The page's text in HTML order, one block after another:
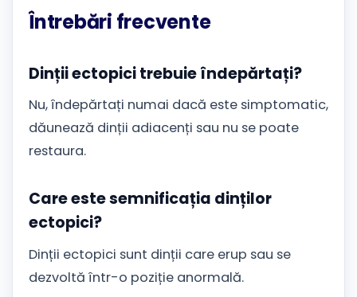
Întrebări frecvente
Dinții ectopici trebuie îndepărtați?
Nu, îndepărtați numai dacă este simptomatic,
dăunează dinții adiacenți sau nu se poate
restaura.
Care este semnificația dinților
ectopici?
Dinții ectopici sunt dinții care erup sau se
dezvoltă într-o poziție anormală.